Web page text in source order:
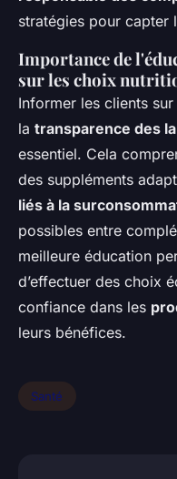
stratégies pour capter
Importance de
sur les choix
Informer les clients
la transparence des
essentiel. Cela
des suppléments
liés à la
possibles entre
meilleure éducation
d’effectuer des choix
confiance dans les
leurs bénéfices.
Santé